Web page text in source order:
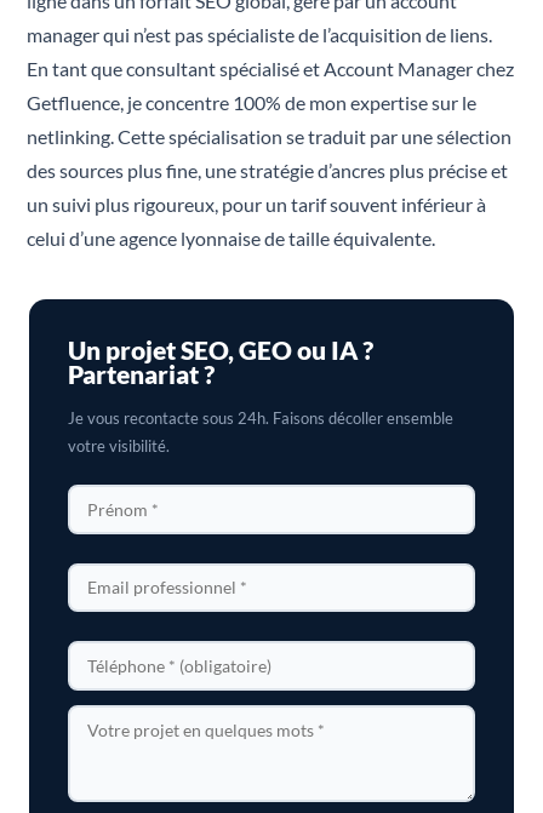
manager qui n’est pas spécialiste de l’acquisition de liens.
En tant que consultant spécialisé et Account Manager chez
Getfluence, je concentre 100% de mon expertise sur le
netlinking. Cette spécialisation se traduit par une sélection
des sources plus fine, une stratégie d’ancres plus précise et
un suivi plus rigoureux, pour un tarif souvent inférieur à
celui d’une agence lyonnaise de taille équivalente.
Un projet SEO, GEO ou IA ?
Partenariat ?
Je vous recontacte sous 24h. Faisons décoller ensemble
votre visibilité.